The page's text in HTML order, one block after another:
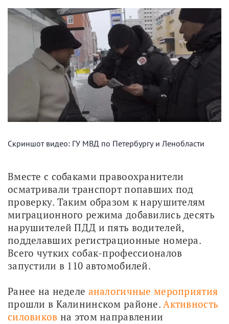
Скриншот видео: ГУ МВД по Петербургу и Ленобласти
Вместе с собаками правоохранители
осматривали транспорт попавших под
проверку. Таким образом к нарушителям
миграционного режима добавились десять
нарушителей ПДД и пять водителей,
подделавших регистрационные номера.
Всего чутких собак-профессионалов
запустили в 110 автомобилей.
Ранее на неделе аналогичные мероприятия
прошли в Калининском районе. Активность
силовиков на этом направлении